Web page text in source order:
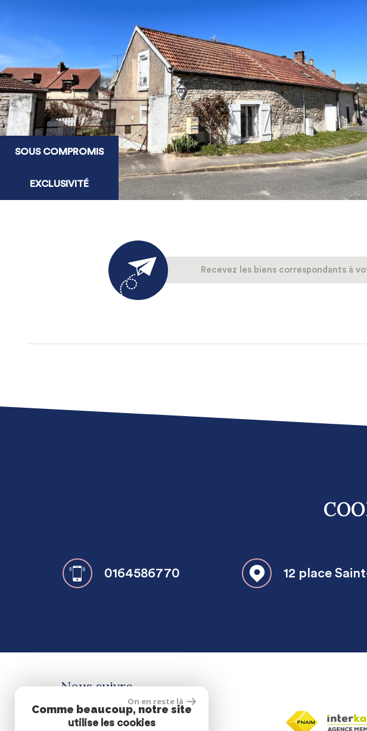
SOUS COMPROMIS
EXCLUSIVITÉ
Recevez les biens correspondants à
0164586770 12 place
Nous suivre
On en reste là
Comme beaucoup, notre site
utilise les cookies